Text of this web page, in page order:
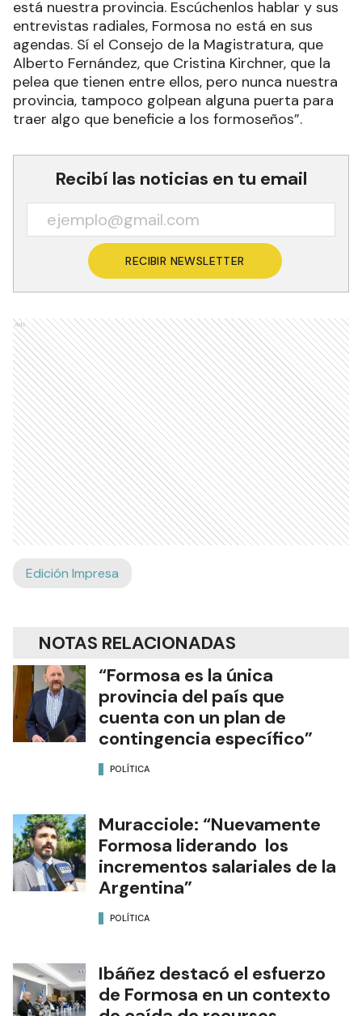
está nuestra provincia. Escúchenlos hablar y sus
entrevistas radiales, Formosa no está en sus
agendas. Sí el Consejo de la Magistratura, que
Alberto Fernández, que Cristina Kirchner, que la
pelea que tienen entre ellos, pero nunca nuestra
provincia, tampoco golpean alguna puerta para
traer algo que beneficie a los formoseños”.
Recibí las noticias en tu email
RECIBIR NEWSLETTER
Ads
Edición Impresa
NOTAS RELACIONADAS
“Formosa es la única
provincia del país que
cuenta con un plan de
contingencia específico”
POLÍTICA
Muracciole: “Nuevamente
Formosa liderando los
incrementos salariales de la
Argentina”
POLÍTICA
Ibáñez destacó el esfuerzo
de Formosa en un contexto